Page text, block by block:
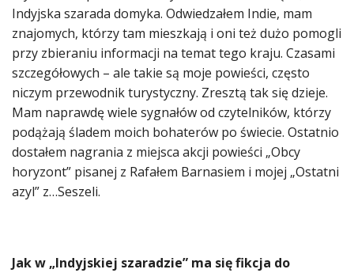
Indyjska szarada domyka. Odwiedzałem Indie, mam
znajomych, którzy tam mieszkają i oni też dużo pomogli
przy zbieraniu informacji na temat tego kraju. Czasami
szczegółowych – ale takie są moje powieści, często
niczym przewodnik turystyczny. Zresztą tak się dzieje.
Mam naprawdę wiele sygnałów od czytelników, którzy
podążają śladem moich bohaterów po świecie. Ostatnio
dostałem nagrania z miejsca akcji powieści „Obcy
horyzont” pisanej z Rafałem Barnasiem i mojej „Ostatni
azyl” z…Seszeli.
Jak w „Indyjskiej szaradzie” ma się fikcja do